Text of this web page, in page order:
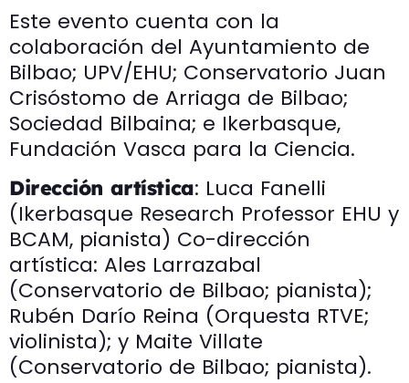
Este evento cuenta con la
colaboración del Ayuntamiento de
Bilbao; UPV/EHU; Conservatorio Juan
Crisóstomo de Arriaga de Bilbao;
Sociedad Bilbaina; e Ikerbasque,
Fundación Vasca para la Ciencia.
Dirección artística: Luca Fanelli
(Ikerbasque Research Professor EHU y
BCAM, pianista) Co-dirección
artística: Ales Larrazabal
(Conservatorio de Bilbao; pianista);
Rubén Darío Reina (Orquesta RTVE;
violinista); y Maite Villate
(Conservatorio de Bilbao; pianista).